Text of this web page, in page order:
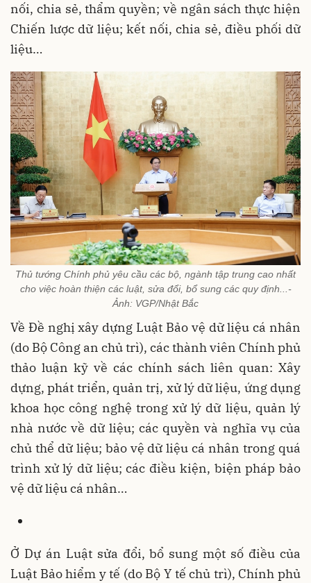
nối, chia sẻ, thẩm quyền; về ngân sách thực hiện
Chiến lược dữ liệu; kết nối, chia sẻ, điều phối dữ
liệu…
Thủ tướng Chính phủ yêu cầu các bộ, ngành tập trung cao nhất
cho việc hoàn thiện các luật, sửa đổi, bổ sung các quy định...-
Ảnh: VGP/Nhật Bắc
Về Đề nghị xây dựng Luật Bảo vệ dữ liệu cá nhân
(do Bộ Công an chủ trì), các thành viên Chính phủ
thảo luận kỹ về các chính sách liên quan: Xây
dựng, phát triển, quản trị, xử lý dữ liệu, ứng dụng
khoa học công nghệ trong xử lý dữ liệu, quản lý
nhà nước về dữ liệu; các quyền và nghĩa vụ của
chủ thể dữ liệu; bảo vệ dữ liệu cá nhân trong quá
trình xử lý dữ liệu; các điều kiện, biện pháp bảo
vệ dữ liệu cá nhân…
Ở Dự án Luật sửa đổi, bổ sung một số điều của
Luật Bảo hiểm y tế (do Bộ Y tế chủ trì), Chính phủ